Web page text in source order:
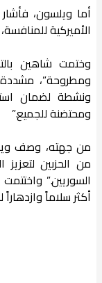
أما ويلسون،
الأميركية
وختمت شاهين
ومطروحة”،
ونشطة لضمان
ومحتضنة للجميع.”
من جهته، وصف
من الحزبين
السوريين.”
أكثر سلاماً